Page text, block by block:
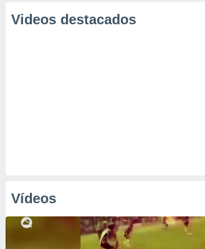
Videos destacados
Vídeos